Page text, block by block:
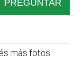
PREGUNTAR
más fotos